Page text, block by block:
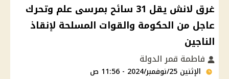
غرق لانش يقل 31 سائح بمرسى علم وتحرك
عاجل من الحكومة والقوات المسلحة لإنقاذ
الناجين
فاطمة قمر الدولة
الإثنين 25/نوفمبر/2024 - 11:56 ص